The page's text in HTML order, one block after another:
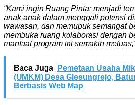
“Kami ingin Ruang Pintar menjadi
anak-anak dalam menggali potensi
wawasan, dan memupuk semangat
membuka ruang kolaborasi dengan
manfaat program ini semakin
Baca Juga
Pemetaan Usaha
(UMKM) Desa Glesungrejo,
Berbasis Web Map